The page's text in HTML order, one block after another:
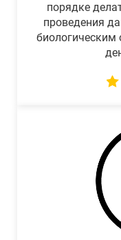
порядке
проведения
биологическим